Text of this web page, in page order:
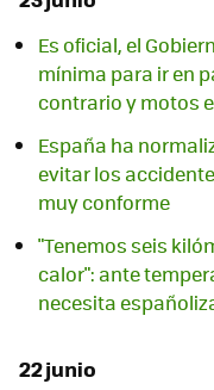
Es oficial, el
mínima para ir en
contrario y motos
España ha
evitar los
muy conforme
"Tenemos seis
calor": ante
necesita
22 junio